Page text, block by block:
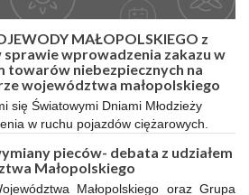
MAŁOPOLSKIEGO z
sprawie wprowadzenia zakazu w
towarów niebezpiecznych na
województwa małopolskiego
się Światowymi Dniami Młodzieży
w ruchu pojazdów ciężarowych.
pieców- debata z udziałem
Małopolskiego
Małopolskiego oraz Grupa